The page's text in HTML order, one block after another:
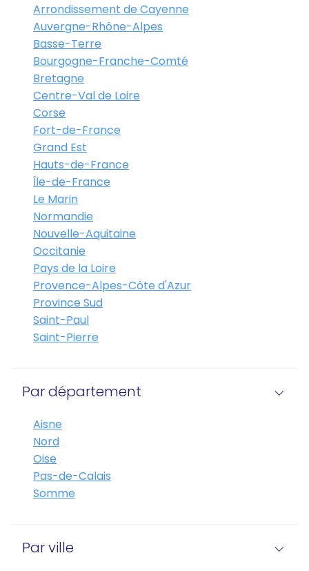
Arrondissement de Cayenne
Auvergne-Rhône-Alpes
Basse-Terre
Bourgogne-Franche-Comté
Bretagne
Centre-Val de Loire
Corse
Fort-de-France
Grand Est
Hauts-de-France
Île-de-France
Le Marin
Normandie
Nouvelle-Aquitaine
Occitanie
Pays de la Loire
Provence-Alpes-Côte d'Azur
Province Sud
Saint-Paul
Saint-Pierre
Par département
Aisne
Nord
Oise
Pas-de-Calais
Somme
Par ville